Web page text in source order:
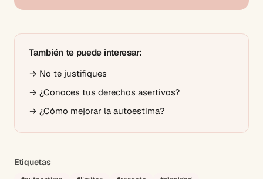
También te puede interesar:
→ No te justifiques
→ ¿Conoces tus derechos asertivos?
→ ¿Cómo mejorar la autoestima?
Etiquetas